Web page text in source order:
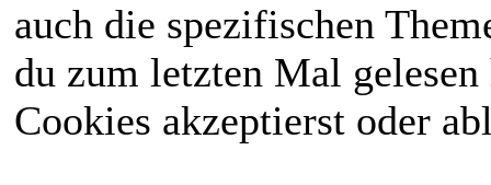
auch die spezifischen
du zum letzten Mal
Cookies akzeptierst oder